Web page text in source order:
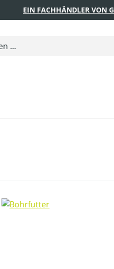
EIN FACHHÄNDLER VON